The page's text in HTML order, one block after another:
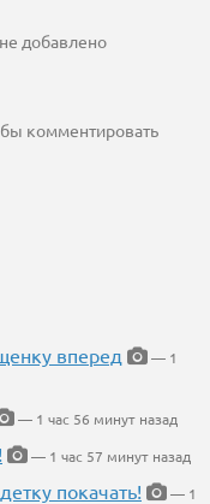
добавлено
комментировать
вперед
— 1
— 1 час 56 минут назад
— 1 час 57 минут назад
покачать!
— 1